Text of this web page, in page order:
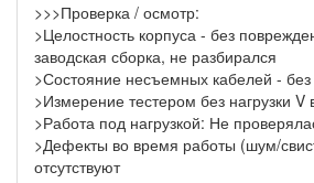
>>>Проверка / осмотр:
>Целостность корпуса - без
заводская сборка, не разбирался
>Состояние несъемных кабелей -
>Измерение тестером без нагрузки V
>Работа под нагрузкой: Не
>Дефекты во время работы (шум/
отсутствуют